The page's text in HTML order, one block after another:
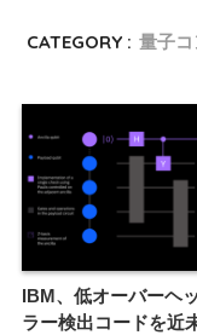
CATEGORY : 量子
IBM、低オーバーヘ
ラー検出コードを近